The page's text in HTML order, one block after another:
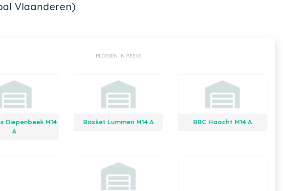
Vlaanderen)
PLOEGEN IN REEKS
Diepenbeek M14
A
Basket Lummen M14 A BBC Haacht M14 A